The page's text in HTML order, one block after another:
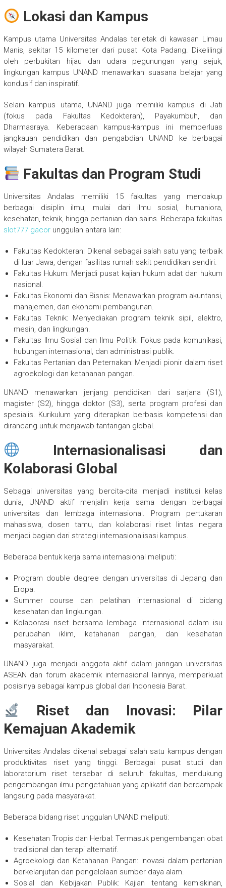
Lokasi dan Kampus
Kampus utama Universitas Andalas terletak di kawasan Limau
Manis, sekitar 15 kilometer dari pusat Kota Padang. Dikelilingi
oleh perbukitan hijau dan udara pegunungan yang sejuk,
lingkungan kampus UNAND menawarkan suasana belajar yang
kondusif dan inspiratif.
Selain kampus utama, UNAND juga memiliki kampus di Jati
(fokus pada Fakultas Kedokteran), Payakumbuh, dan
Dharmasraya. Keberadaan kampus-kampus ini memperluas
jangkauan pendidikan dan pengabdian UNAND ke berbagai
wilayah Sumatera Barat.
Fakultas dan Program Studi
Universitas Andalas memiliki 15 fakultas yang mencakup
berbagai disiplin ilmu, mulai dari ilmu sosial, humaniora,
kesehatan, teknik, hingga pertanian dan sains. Beberapa fakultas
slot777 gacorunggulan antara lain:
Fakultas Kedokteran: Dikenal sebagai salah satu yang terbaik
di luar Jawa, dengan fasilitas rumah sakit pendidikan sendiri.
Fakultas Hukum: Menjadi pusat kajian hukum adat dan hukum
nasional.
Fakultas Ekonomi dan Bisnis: Menawarkan program akuntansi,
manajemen, dan ekonomi pembangunan.
Fakultas Teknik: Menyediakan program teknik sipil, elektro,
mesin, dan lingkungan.
Fakultas Ilmu Sosial dan Ilmu Politik: Fokus pada komunikasi,
hubungan internasional, dan administrasi publik.
Fakultas Pertanian dan Peternakan: Menjadi pionir dalam riset
agroekologi dan ketahanan pangan.
UNAND menawarkan jenjang pendidikan dari sarjana (S1),
magister (S2), hingga doktor (S3), serta program profesi dan
spesialis. Kurikulum yang diterapkan berbasis kompetensi dan
dirancang untuk menjawab tantangan global.
Internasionalisasi dan
Kolaborasi Global
Sebagai universitas yang bercita-cita menjadi institusi kelas
dunia, UNAND aktif menjalin kerja sama dengan berbagai
universitas dan lembaga internasional. Program pertukaran
mahasiswa, dosen tamu, dan kolaborasi riset lintas negara
menjadi bagian dari strategi internasionalisasi kampus.
Beberapa bentuk kerja sama internasional meliputi:
Program double degree dengan universitas di Jepang dan
Eropa.
Summer course dan pelatihan internasional di bidang
kesehatan dan lingkungan.
Kolaborasi riset bersama lembaga internasional dalam isu
perubahan iklim, ketahanan pangan, dan kesehatan
masyarakat.
UNAND juga menjadi anggota aktif dalam jaringan universitas
ASEAN dan forum akademik internasional lainnya, memperkuat
posisinya sebagai kampus global dari Indonesia Barat.
Riset dan Inovasi: Pilar
Kemajuan Akademik
Universitas Andalas dikenal sebagai salah satu kampus dengan
produktivitas riset yang tinggi. Berbagai pusat studi dan
laboratorium riset tersebar di seluruh fakultas, mendukung
pengembangan ilmu pengetahuan yang aplikatif dan berdampak
langsung pada masyarakat.
Beberapa bidang riset unggulan UNAND meliputi:
Kesehatan Tropis dan Herbal: Termasuk pengembangan obat
tradisional dan terapi alternatif.
Agroekologi dan Ketahanan Pangan: Inovasi dalam pertanian
berkelanjutan dan pengelolaan sumber daya alam.
Sosial dan Kebijakan Publik: Kajian tentang kemiskinan,